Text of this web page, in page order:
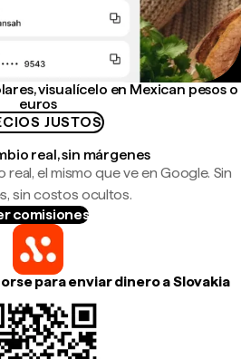
visualícelo en Mexican pesos o
euros
JUSTOS
real, sin márgenes
el mismo que ve en Google. Sin
sin costos ocultos.
comisiones
para enviar dinero a Slovakia